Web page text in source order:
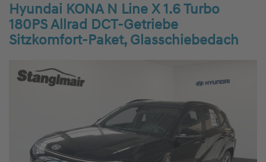
Hyundai KONA N Line X 1.6 Turbo
180PS Allrad DCT-Getriebe
Sitzkomfort-Paket, Glasschiebedach